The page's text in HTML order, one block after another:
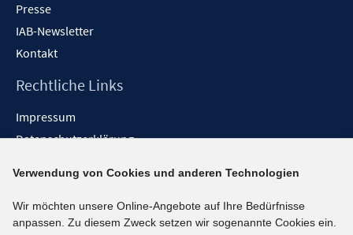
Presse
IAB-Newsletter
Kontakt
Rechtliche Links
Impressum
Datenschutzerklärung
Barrieren melden
Social-Media-Kanäle
Verwendung von Cookies und anderen Technologien
Wir möchten unsere Online-Angebote auf Ihre Bedürfnisse
anpassen. Zu diesem Zweck setzen wir sogenannte Cookies ein.